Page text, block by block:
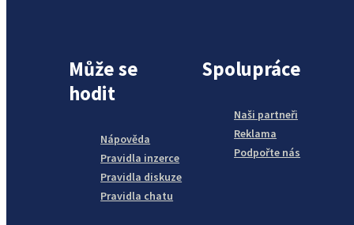
Může se
hodit
Nápověda
Pravidla inzerce
Pravidla diskuze
Pravidla chatu
Spolupráce
Naši partneři
Reklama
Podpořte nás